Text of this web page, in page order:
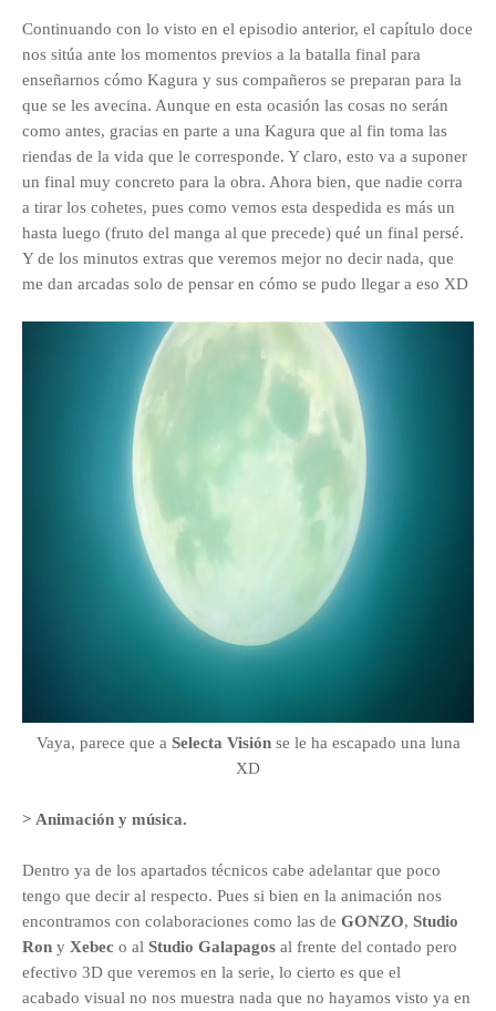
Continuando con lo visto en el episodio anterior, el capítulo doce
nos sitúa ante los momentos previos a la batalla final para
enseñarnos cómo Kagura y sus compañeros se preparan para la
que se les avecina. Aunque en esta ocasión las cosas no serán
como antes, gracias en parte a una Kagura que al fin toma las
riendas de la vida que le corresponde. Y claro, esto va a suponer
un final muy concreto para la obra. Ahora bien, que nadie corra
a tirar los cohetes, pues como vemos esta despedida es más un
hasta luego (fruto del manga al que precede) qué un final persé.
Y de los minutos extras que veremos mejor no decir nada, que
me dan arcadas solo de pensar en cómo se pudo llegar a eso XD
Vaya, parece que a Selecta Visiónse le ha escapado una luna
XD
> Animación y música.
Dentro ya de los apartados técnicos cabe adelantar que poco
tengo que decir al respecto. Pues si bien en la animación nos
encontramos con colaboraciones como las de GONZO, Studio
Ron y Xebec o al Studio Galapagos al frente del contado pero
efectivo 3D que veremos en la serie, lo cierto es que el
acabado visual no nos muestra nada que no hayamos visto ya en